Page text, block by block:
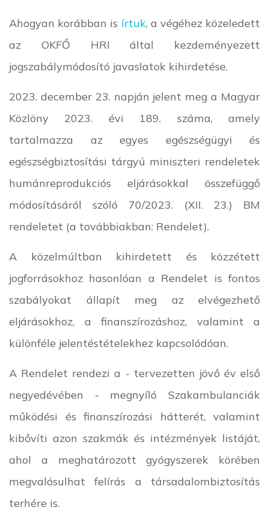
Ahogyan korábban is írtuk, a végéhez közeledett
az OKFŐ HRI által kezdeményezett
jogszabálymódosító javaslatok kihirdetése.
2023. december 23. napján jelent meg a Magyar
Közlöny 2023. évi 189. száma, amely
tartalmazza az egyes egészségügyi és
egészségbiztosítási tárgyú miniszteri rendeletek
humánreprodukciós eljárásokkal összefüggő
módosításáról szóló 70/2023. (XII. 23.) BM
rendeletet (a továbbiakban: Rendelet).
A közelmúltban kihirdetett és közzétett
jogforrásokhoz hasonlóan a Rendelet is fontos
szabályokat állapít meg az elvégezhető
eljárásokhoz, a finanszírozáshoz, valamint a
különféle jelentéstételekhez kapcsolódóan.
A Rendelet rendezi a - tervezetten jövő év első
negyedévében - megnyíló Szakambulanciák
működési és finanszírozási hátterét, valamint
kibővíti azon szakmák és intézmények listáját,
ahol a meghatározott gyógyszerek körében
megvalósulhat felírás a társadalombiztosítás
terhére is.